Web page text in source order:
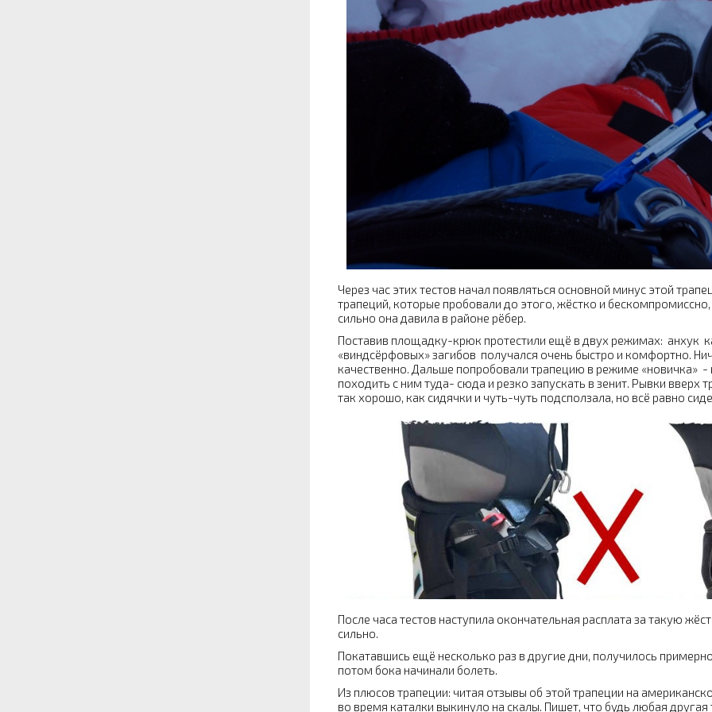
Через час этих тестов начал появляться основной минус этой
трапеций, которые пробовали до этого, жёстко и
сильно она давила в районе рёбер.
Поставив площадку-крюк протестили ещё в двух режимах: анхук
«виндсёрфовых» загибов получался очень быстро и комфортно.
качественно. Дальше попробовали трапецию в режиме «новичка» -
походить с ним туда- сюда и резко запускать в зенит. Рывки вверх
так хорошо, как сидячки и чуть-чуть подсползала, но всё равно
После часа тестов наступила окончательная расплата за такую
сильно.
Покатавшись ещё несколько раз в другие дни, получилось
потом бока начинали болеть.
Из плюсов трапеции: читая отзывы об этой трапеции на
во время каталки выкинуло на скалы. Пишет, что будь любая